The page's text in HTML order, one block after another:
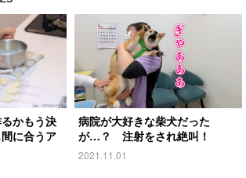
かもう決
に合うア
病院が大好きな柴犬だった
が…？ 注射をされ絶叫！
2021.11.01